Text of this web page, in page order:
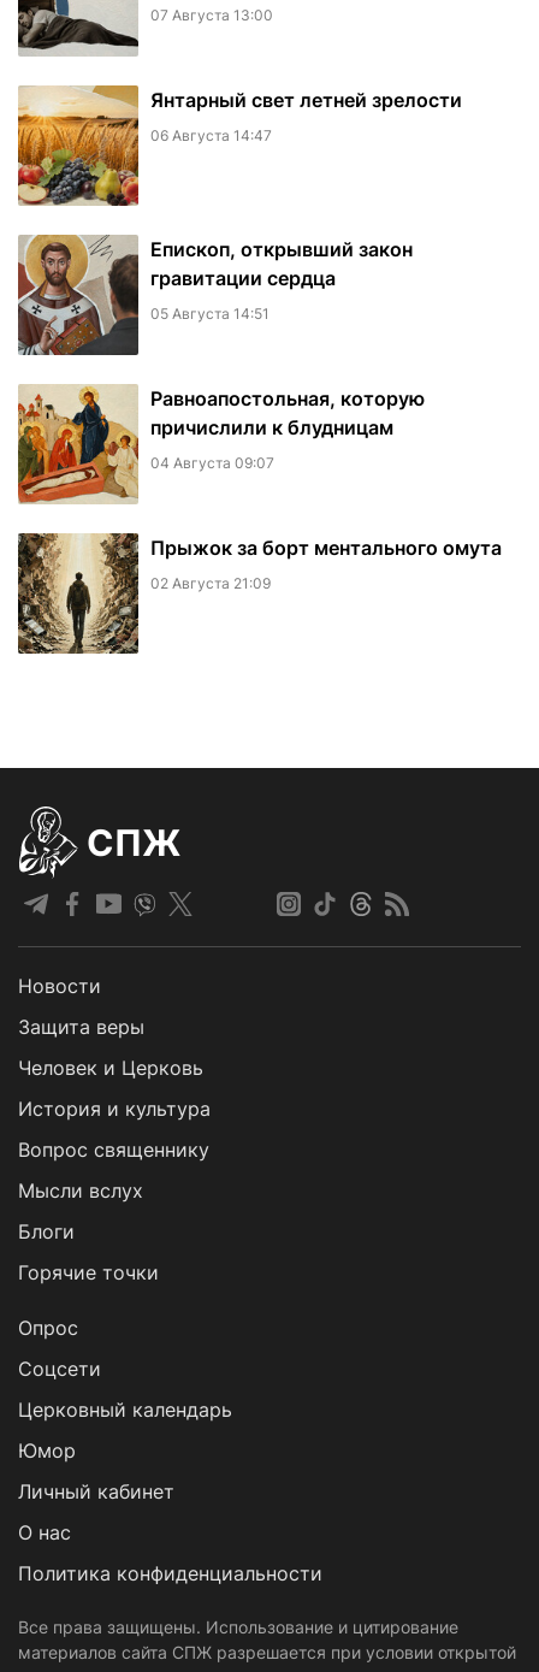
07 Августа 13:00
Янтарный свет летней зрелости
06 Августа 14:47
Епископ, открывший закон
гравитации сердца
05 Августа 14:51
Равноапостольная, которую
причислили к блудницам
04 Августа 09:07
​Прыжок за борт ментального омута
02 Августа 21:09
СПЖ
Новости
Защита веры
Человек и Церковь
История и культура
Вопрос священнику
Мысли вслух
Блоги
Горячие точки
Опрос
Cоцсети
Церковный календарь
Юмор
Личный кабинет
О нас
Политика конфиденциальности
Все права защищены. Использование и цитирование
материалов сайта СПЖ разрешается при условии открытой